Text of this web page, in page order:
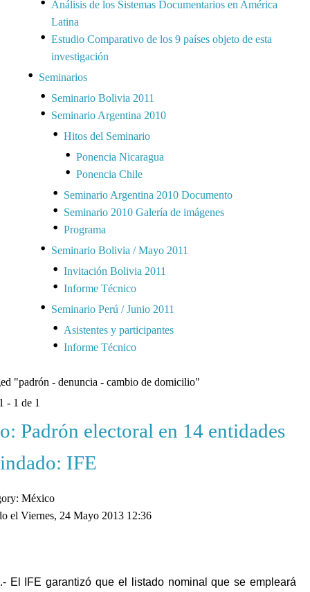
Análisis de los Sistemas Documentarios en América
Latina
Estudio Comparativo de los 9 países objeto de esta
investigación
Seminarios
Seminario Bolivia 2011
Seminario Argentina 2010
Hitos del Seminario
Ponencia Nicaragua
Ponencia Chile
Seminario Argentina 2010 Documento
Seminario 2010 Galería de imágenes
Programa
Seminario Bolivia / Mayo 2011
Invitación Bolivia 2011
Informe Técnico
Seminario Perú / Junio 2011
Asistentes y participantes
Informe Técnico
"padrón - denuncia - cambio de domicilio"
- 1 de 1
Padrón electoral en 14 entidades
IFE
México
el Viernes, 24 Mayo 2013 12:36
El IFE garantizó que el listado nominal que se empleará